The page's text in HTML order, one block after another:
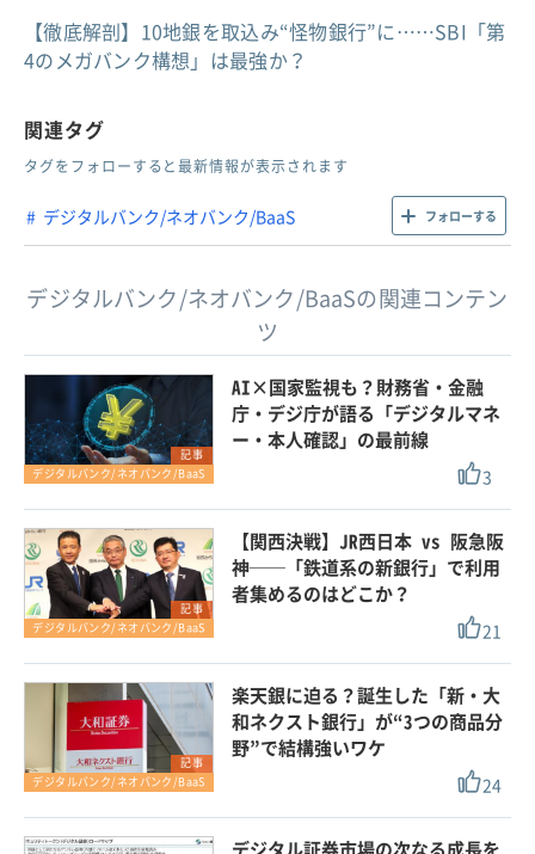
【徹底解剖】10地銀を取込み“怪物銀行”に……SBI「第
4のメガバンク構想」は最強か？
関連タグ
タグをフォローすると最新情報が表示されます
デジタルバンク/ネオバンク/BaaS フォローする
デジタルバンク/ネオバンク/BaaSの関連コンテン
ツ
記事
デジタルバンク/ネオバンク/BaaS
AI×国家監視も？財務省・金融
庁・デジ庁が語る「デジタルマネ
ー・本人確認」の最前線
3
記事
デジタルバンク/ネオバンク/BaaS
【関西決戦】JR西日本 vs 阪急阪
神──「鉄道系の新銀行」で利用
者集めるのはどこか？
21
記事
デジタルバンク/ネオバンク/BaaS
楽天銀に迫る？誕生した「新・大
和ネクスト銀行」が“3つの商品分
野”で結構強いワケ
24